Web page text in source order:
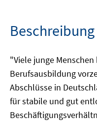
Beschreibung
"Viele junge
Berufsausbildung
Abschlüsse in
für stabile und gut